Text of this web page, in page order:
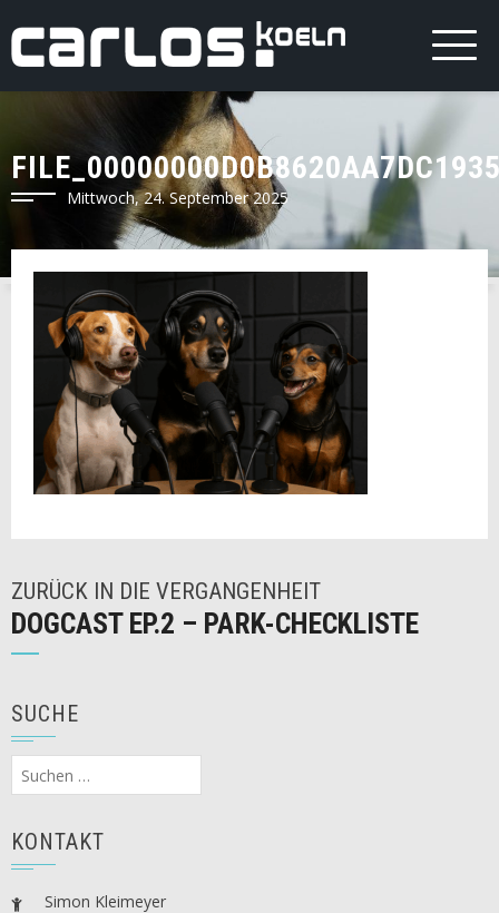
Mittwoch, 24. September 2025
ZURÜCK IN DIE VERGANGENHEIT
DOGCAST EP.2 – PARK-CHECKLISTE
SUCHE
Suchen
nach:
KONTAKT
Simon Kleimeyer